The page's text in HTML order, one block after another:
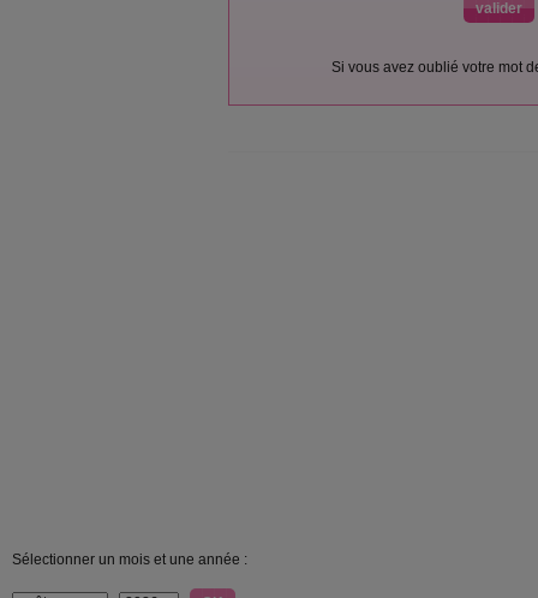
Si vous avez oublié votre mot
Sélectionner un mois et une année :